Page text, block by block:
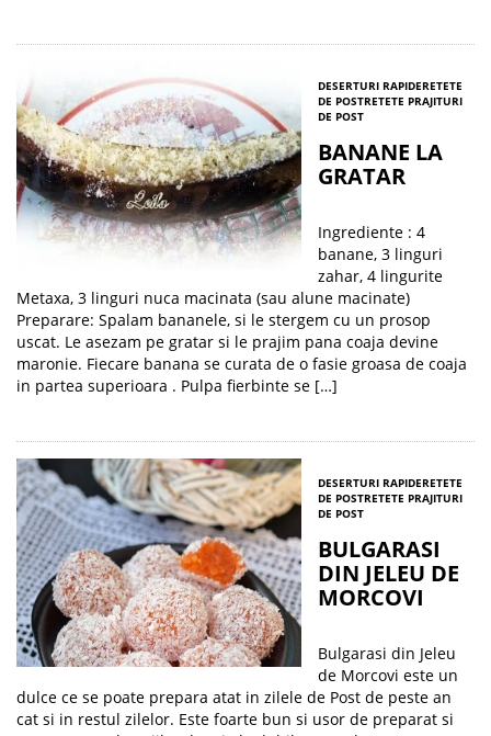
DESERTURI RAPIDERETETE
DE POSTRETETE PRAJITURI
DE POST
BANANE LA
GRATAR
Ingrediente : 4
banane, 3 linguri
zahar, 4 lingurite
Metaxa, 3 linguri nuca macinata (sau alune macinate)
Preparare: Spalam bananele, si le stergem cu un prosop
uscat. Le asezam pe gratar si le prajim pana coaja devine
maronie. Fiecare banana se curata de o fasie groasa de coaja
in partea superioara . Pulpa fierbinte se […]
DESERTURI RAPIDERETETE
DE POSTRETETE PRAJITURI
DE POST
BULGARASI
DIN JELEU DE
MORCOVI
Bulgarasi din Jeleu
de Morcovi este un
dulce ce se poate prepara atat in zilele de Post de peste an
cat si in restul zilelor. Este foarte bun si usor de preparat si